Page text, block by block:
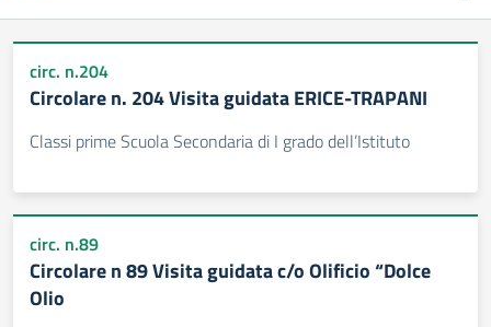
circ. n.204
Circolare n. 204 Visita guidata ERICE-TRAPANI
Classi prime Scuola Secondaria di I grado dell’Istituto
circ. n.89
Circolare n 89 Visita guidata c/o Olificio “Dolce
Olio